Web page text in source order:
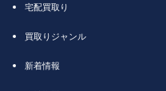
宅配買取り
買取りジャンル
新着情報